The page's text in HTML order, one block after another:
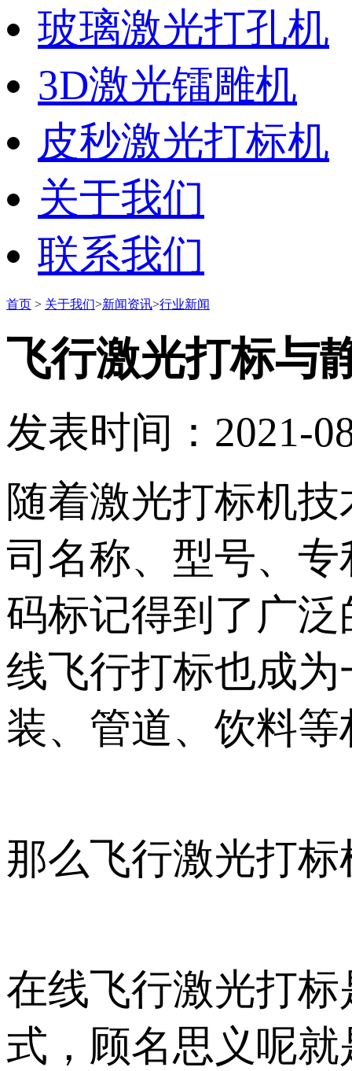
玻璃激光打孔机
3D激光镭雕机
皮秒激光打标机
关于我们
联系我们
首页 > 关于我们>新闻资讯>行业新闻
飞行激光打标与
发表时间：2021-
随着激光打标机
司名称、型号、
码标记得到了广
线飞行打标也成
装、管道、饮料
那么飞行激光打
在线飞行激光打
式，顾名思义呢